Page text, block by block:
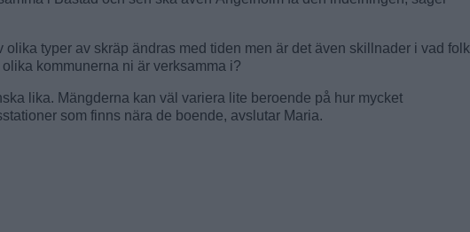
olika typer av skräp ändras med tiden men är det även skillnader i vad folk
kommunerna ni är verksamma i?
lika. Mängderna kan väl variera lite beroende på hur mycket
som finns nära de boende, avslutar Maria.